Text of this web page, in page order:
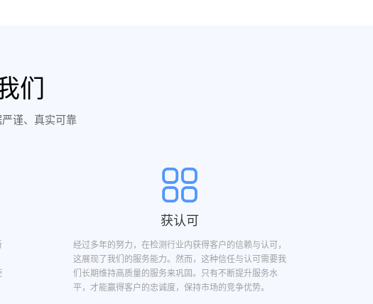
们
谨、真实可靠
获认可
经过多年的努力，在检测行业内获得客户的信赖与认可，
这展现了我们的服务能力。然而，这种信任与认可需要我
们长期维持高质量的服务来巩固。只有不断提升服务水
平，才能赢得客户的忠诚度，保持市场的竞争优势。